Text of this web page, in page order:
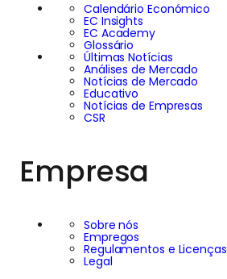
Calendário Económico
EC Insights
EC Academy
Glossário
Últimas Notícias
Análises de Mercado
Notícias de Mercado
Educativo
Notícias de Empresas
CSR
Empresa
Sobre nós
Empregos
Regulamentos e Licenças
Legal